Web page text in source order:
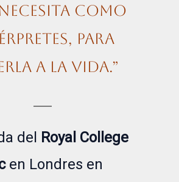
como
para
a la vida.”
del
Royal College
en Londres en